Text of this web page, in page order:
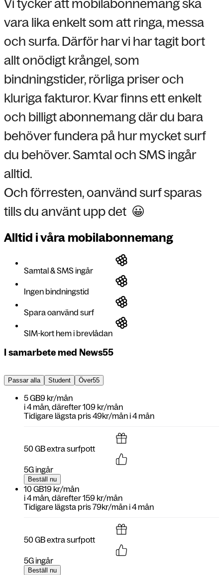
Vi tycker att mobilabonnemang ska
vara lika enkelt som att ringa, messa
och surfa. Därför har vi har tagit bort
allt onödigt krångel, som
bindningstider, rörliga priser och
kluriga fakturor. Kvar finns ett enkelt
och billigt abonnemang där du bara
behöver fundera på hur mycket surf
du behöver. Samtal och SMS ingår
alltid.
Och förresten, oanvänd surf sparas
tills du använt upp det 😀
Alltid i våra mobilabonnemang
Samtal & SMS ingår
Ingen bindningstid
Spara oanvänd surf
SIM-kort hem i brevlådan
I samarbete med News55
Passar alla Student Över55
5 GB9 kr/mån
i4 mån, därefter109 kr/mån
Tidigare lägsta pris 49kr/mån i 4 mån
50 GB extra surfpott
5G ingår
Beställ nu
10 GB19 kr/mån
i4 mån, därefter159 kr/mån
Tidigare lägsta pris 79kr/mån i 4 mån
50 GB extra surfpott
5G ingår
Beställ nu